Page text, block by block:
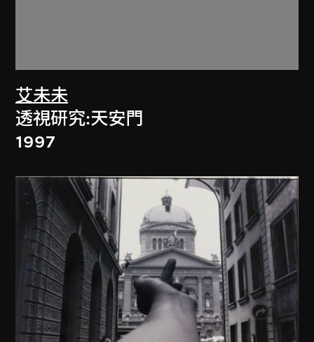
艾未未
透視研究:天安門
1997